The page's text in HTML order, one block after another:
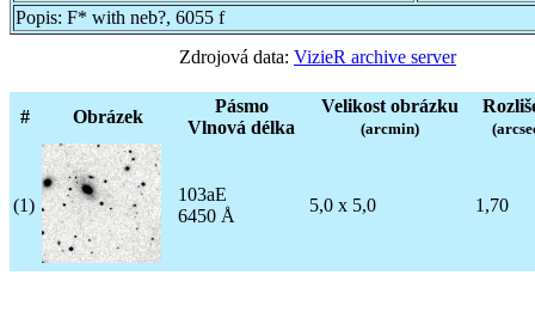
Popis: F* with neb?, 6055 f
Zdrojová data: VizieR archive server
# Obrázek
Pásmo
Vlnová délka
Velikost obrázku
(arcmin)
(1)
103aE
6450 Å
5,0 x 5,0 1,70